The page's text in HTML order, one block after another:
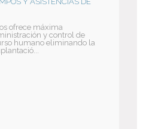
ofrece máxima
y control de
humano eliminando la